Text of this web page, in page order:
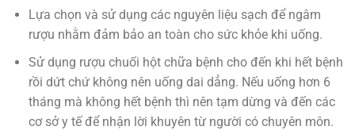
Lựa chọn và sử dụng các nguyên liệu sạch để ngâm
rượu nhằm đảm bảo an toàn cho sức khỏe khi uống.
Sử dụng rượu chuối hột chữa bệnh cho đến khi hết bệnh
rồi dứt chứ không nên uống dai dẳng. Nếu uống hơn 6
tháng mà không hết bệnh thì nên tạm dừng và đến các
cơ sở y tế để nhận lời khuyên từ người có chuyên môn.